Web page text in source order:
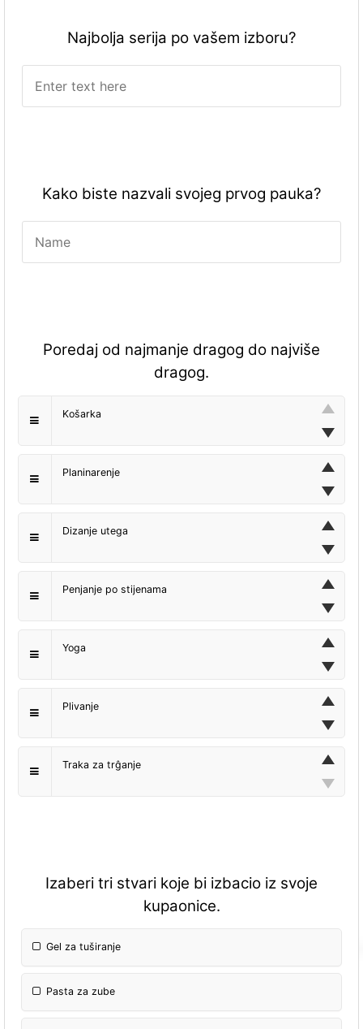
Najbolja serija po vašem izboru?
Kako biste nazvali svojeg prvog pauka?
Poredaj od najmanje dragog do najviše
dragog.
Košarka
Planinarenje
Dizanje utega
Penjanje po stijenama
Yoga
Plivanje
Traka za trĝanje
Izaberi tri stvari koje bi izbacio iz svoje
kupaonice.
Gel za tuširanje
Pasta za zube